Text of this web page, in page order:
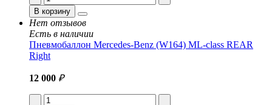
В корзину
Нет отзывов
Есть в наличии
Пневмобаллон Mercedes-Benz (W164) ML-class REAR
Right
12 000 ₽